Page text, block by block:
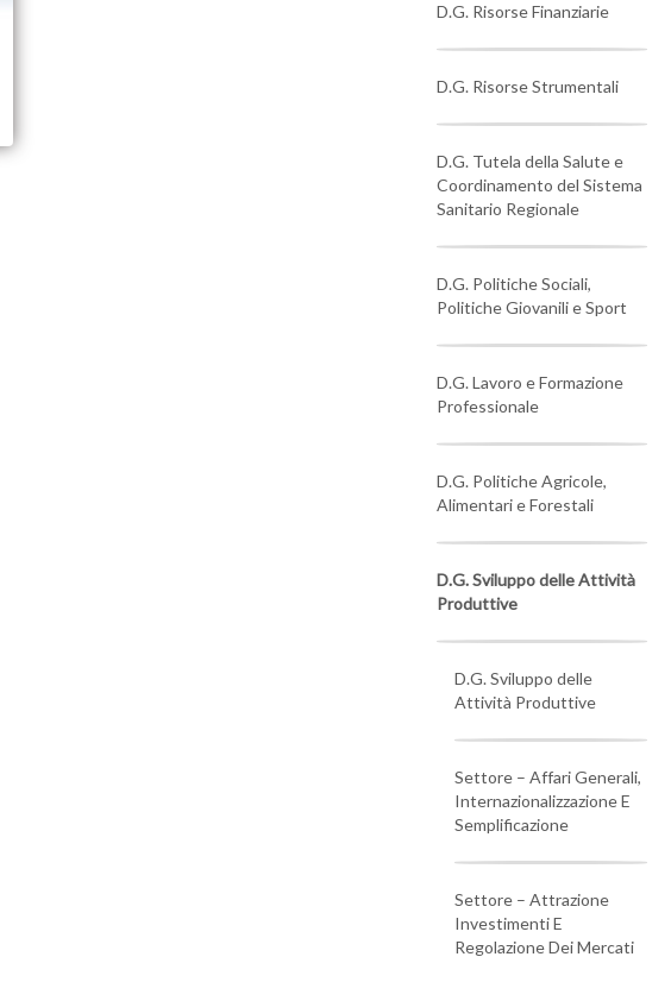
D.G. Risorse Finanziarie
D.G. Risorse Strumentali
D.G. Tutela della Salute e
Coordinamento del Sistema
Sanitario Regionale
D.G. Politiche Sociali,
Politiche Giovanili e Sport
D.G. Lavoro e Formazione
Professionale
D.G. Politiche Agricole,
Alimentari e Forestali
D.G. Sviluppo delle Attività
Produttive
D.G. Sviluppo delle
Attività Produttive
Settore – Affari Generali,
Internazionalizzazione E
Semplificazione
Settore – Attrazione
Investimenti E
Regolazione Dei Mercati